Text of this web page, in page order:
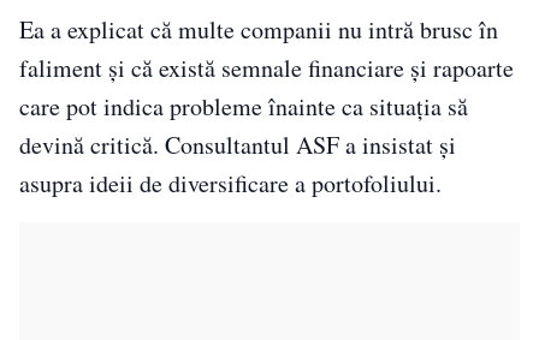
Ea a explicat că multe companii nu intră brusc în
faliment și că există semnale financiare și rapoarte
care pot indica probleme înainte ca situația să
devină critică. Consultantul ASF a insistat și
asupra ideii de diversificare a portofoliului.